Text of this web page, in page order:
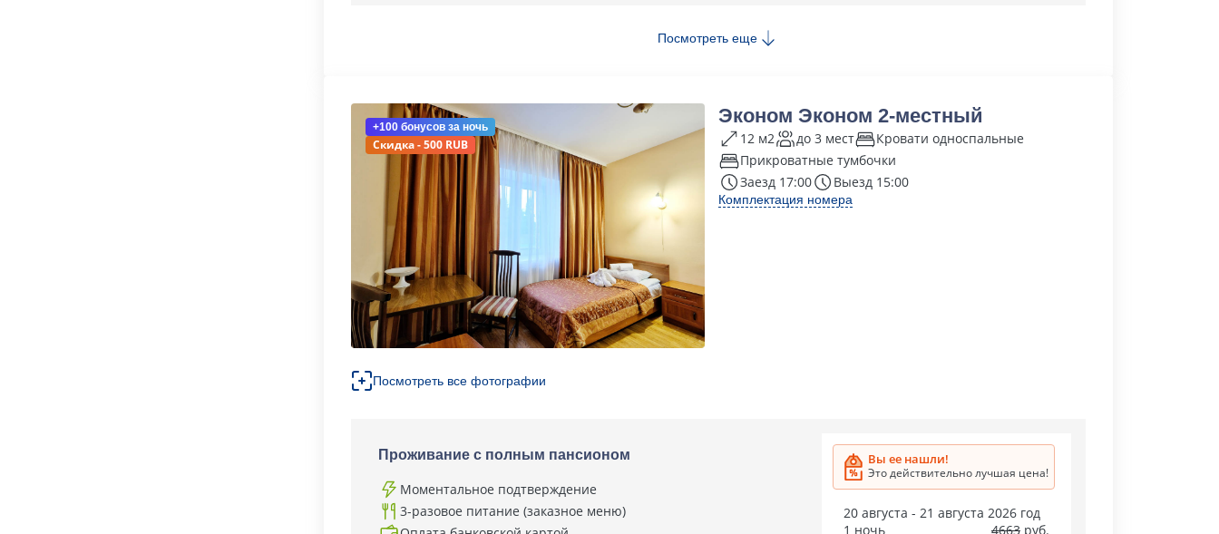
Посмотреть еще
+100 бонусов за ночь
Скидка - 500 RUB
Посмотреть все фотографии
Эконом Эконом 2-местный
12 м2 до 3 мест
Кровати односпальные
Прикроватные тумбочки
Заезд 17:00
Выезд 15:00
Комплектация номера
Проживание с полным пансионом
Моментальное подтверждение
3-разовое питание (заказное меню)
Вы ее нашли!
Это действительно лучшая цена!
20 августа - 21 августа 2026 год
1 ночь
4663 руб.